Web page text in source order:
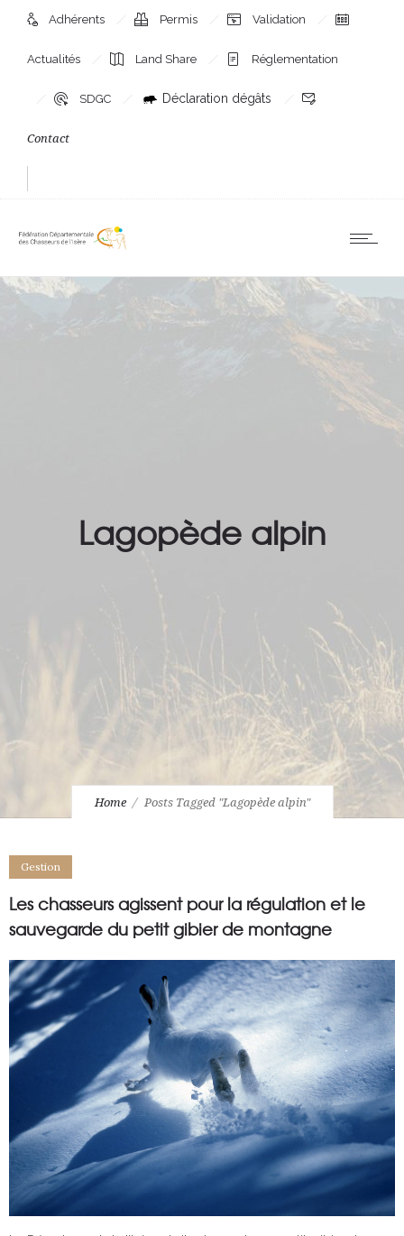
Adhérents Permis Validation
Actualités Land Share Réglementation
SDGC Déclaration dégâts
Contact
Lagopède alpin
Home Posts Tagged "Lagopède alpin"
Gestion
Les chasseurs agissent pour la régulation et le
sauvegarde du petit gibier de montagne